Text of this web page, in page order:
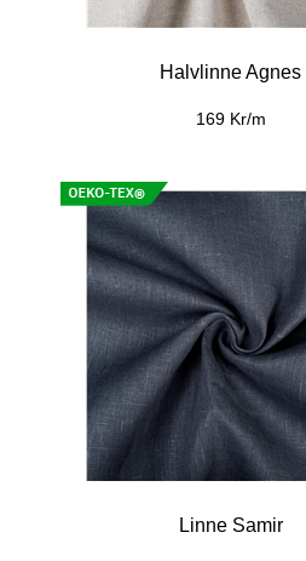
Halvlinne Agnes
169 Kr/m
Linne Samir